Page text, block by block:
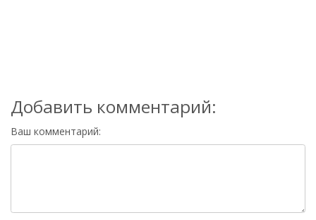
Добавить комментарий:
Ваш комментарий: